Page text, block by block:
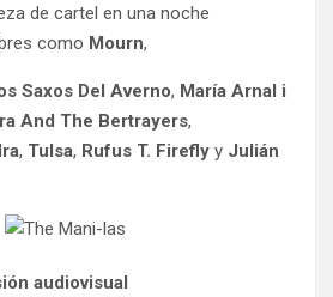
de cartel en una noche
como Mourn,
Saxos Del Averno, María Arnal i
And The Bertrayers,
Ira, Tulsa, Rufus T. Firefly y Julián
audiovisual